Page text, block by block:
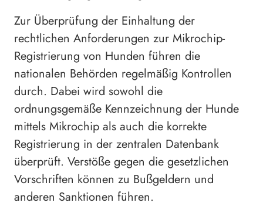
Zur Überprüfung der Einhaltung der
rechtlichen Anforderungen zur Mikrochip-
Registrierung von Hunden führen die
nationalen Behörden regelmäßig Kontrollen
durch. Dabei wird sowohl die
ordnungsgemäße Kennzeichnung der Hunde
mittels Mikrochip als auch die korrekte
Registrierung in der zentralen Datenbank
überprüft. Verstöße gegen die gesetzlichen
Vorschriften können zu Bußgeldern und
anderen Sanktionen führen.